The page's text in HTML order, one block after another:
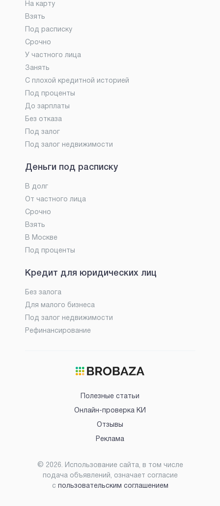
На карту
Взять
Под расписку
Срочно
У частного лица
Занять
С плохой кредитной историей
Под проценты
До зарплаты
Без отказа
Под залог
Под залог недвижимости
Деньги под расписку
В долг
От частного лица
Срочно
Взять
В Москве
Под проценты
Кредит для юридических лиц
Без залога
Для малого бизнеса
Под залог недвижимости
Рефинансирование
Полезные статьи
Онлайн-проверка КИ
Отзывы
Реклама
© 2026. Использование сайта, в том числе
подача объявлений, означает согласие
с пользовательским соглашением